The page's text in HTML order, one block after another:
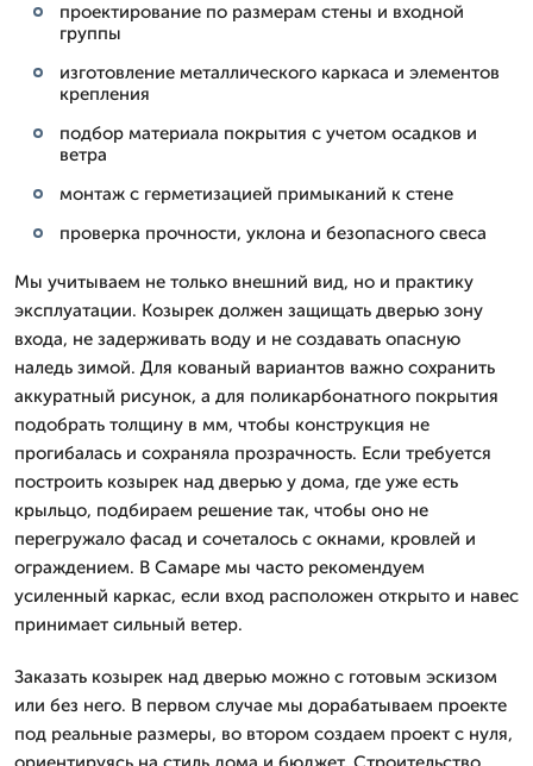
проектирование по размерам стены и входной
группы
изготовление металлического каркаса и элементов
крепления
подбор материала покрытия с учетом осадков и
ветра
монтаж с герметизацией примыканий к стене
проверка прочности, уклона и безопасного свеса
Мы учитываем не только внешний вид, но и практику
эксплуатации. Козырек должен защищать дверью зону
входа, не задерживать воду и не создавать опасную
наледь зимой. Для кованый вариантов важно сохранить
аккуратный рисунок, а для поликарбонатного покрытия
подобрать толщину в мм, чтобы конструкция не
прогибалась и сохраняла прозрачность. Если требуется
построить козырек над дверью у дома, где уже есть
крыльцо, подбираем решение так, чтобы оно не
перегружало фасад и сочеталось с окнами, кровлей и
ограждением. В Самаре мы часто рекомендуем
усиленный каркас, если вход расположен открыто и навес
принимает сильный ветер.
Заказать козырек над дверью можно с готовым эскизом
или без него. В первом случае мы дорабатываем проекте
под реальные размеры, во втором создаем проект с нуля,